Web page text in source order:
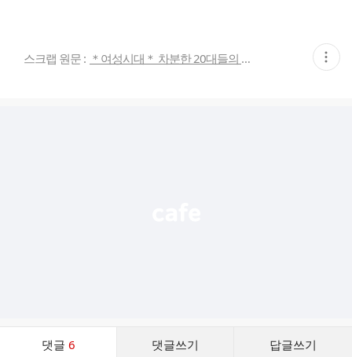
스크랩 원문 : ＊여성시대＊ 차분한 20대들의 알흠다운 공간 현
재
댓글 6 댓글쓰기 답글쓰기